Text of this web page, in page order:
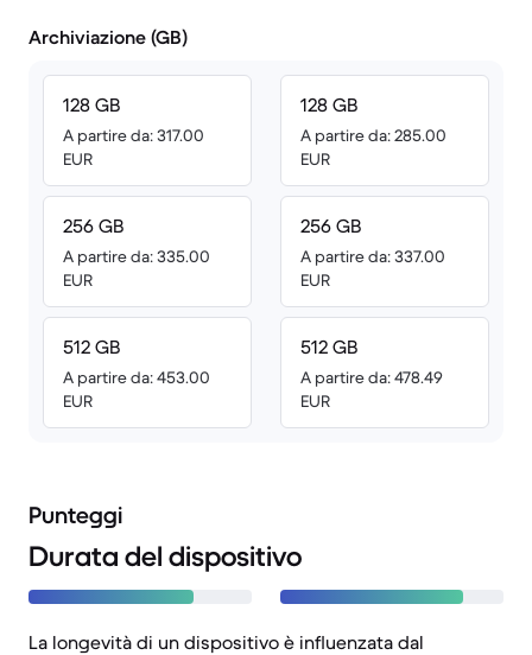
Archiviazione (GB)
128 GB
A partire da: 317.00
EUR
256 GB
A partire da: 335.00
EUR
512 GB
A partire da: 453.00
EUR
128 GB
A partire da: 285.00
EUR
256 GB
A partire da: 337.00
EUR
512 GB
A partire da: 478.49
EUR
Punteggi
Durata del dispositivo
La longevità di un dispositivo è influenzata dal